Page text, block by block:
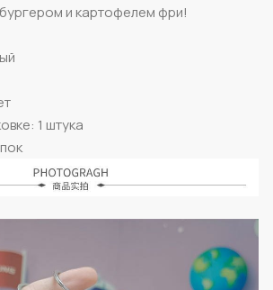
и картофелем фри!
1 штука